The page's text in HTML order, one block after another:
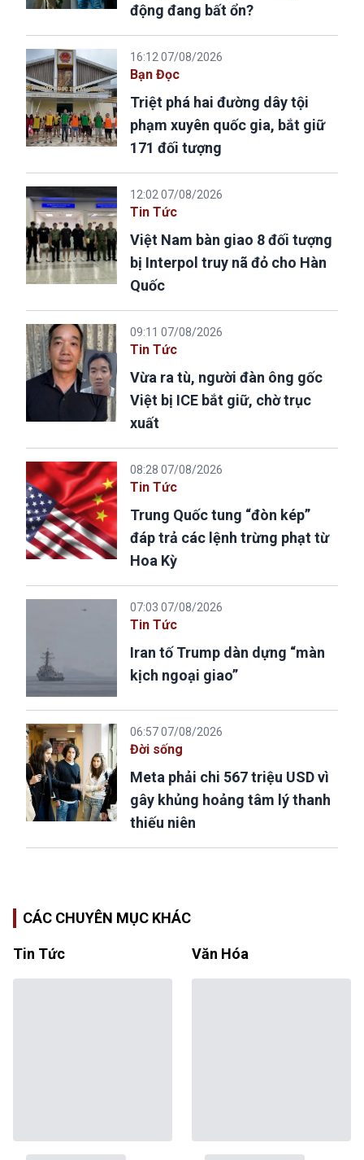
động đang bất ổn?
16:12 07/08/2026
Bạn Đọc
Triệt phá hai đường dây tội
phạm xuyên quốc gia, bắt giữ
171 đối tượng
12:02 07/08/2026
Tin Tức
Việt Nam bàn giao 8 đối tượng
bị Interpol truy nã đỏ cho Hàn
Quốc
09:11 07/08/2026
Tin Tức
Vừa ra tù, người đàn ông gốc
Việt bị ICE bắt giữ, chờ trục
xuất
08:28 07/08/2026
Tin Tức
Trung Quốc tung “đòn kép”
đáp trả các lệnh trừng phạt từ
Hoa Kỳ
07:03 07/08/2026
Tin Tức
Iran tố Trump dàn dựng “màn
kịch ngoại giao”
06:57 07/08/2026
Đời sống
Meta phải chi 567 triệu USD vì
gây khủng hoảng tâm lý thanh
thiếu niên
CÁC CHUYÊN MỤC KHÁC
Tin Tức Văn Hóa